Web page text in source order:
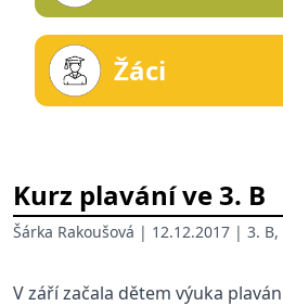
Žáci
Kurz plavání ve 3. B
Šárka Rakoušová | 12.12.2017 | 3. B,
V září začala dětem výuka